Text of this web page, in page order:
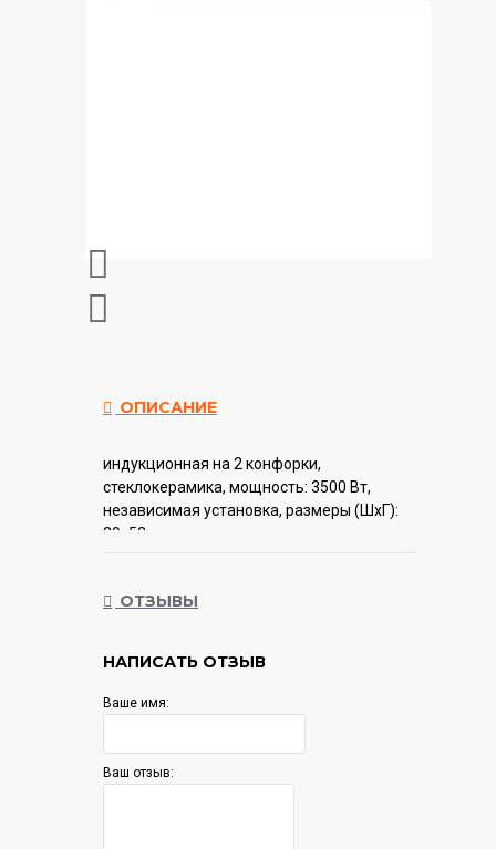
ОПИСАНИЕ
индукционная на 2 конфорки,
cтеклокерамика, мощность: 3500 Вт,
независимая установка, размеры (ШхГ):
29x52 см
ОТЗЫВЫ
НАПИСАТЬ ОТЗЫВ
Ваше имя:
Ваш отзыв: